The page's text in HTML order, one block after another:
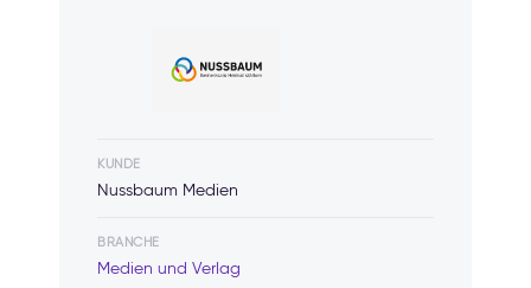
KUNDE
Nussbaum Medien
BRANCHE
Medien und Verlag